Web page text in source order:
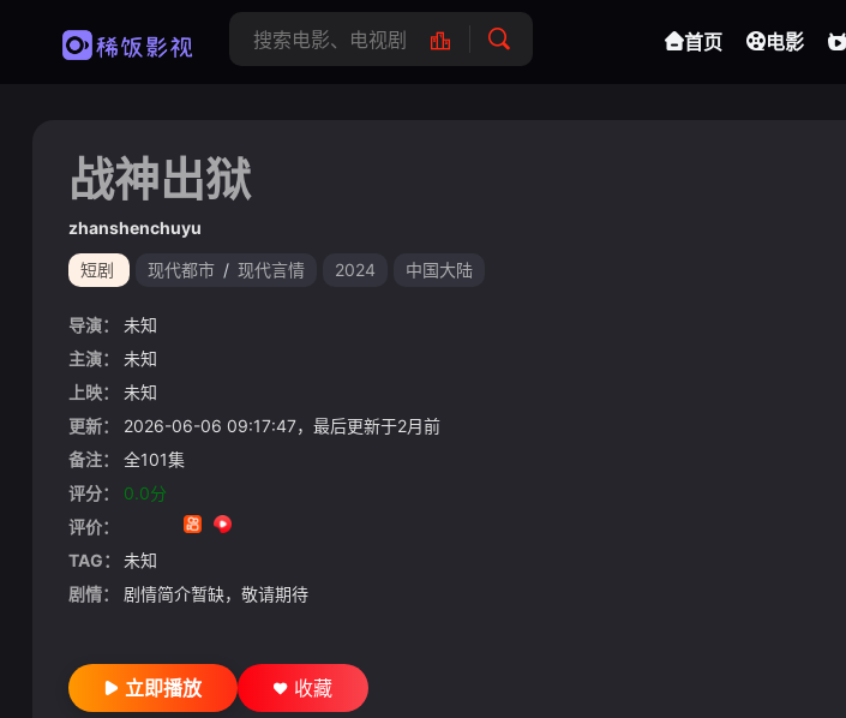
首页 电影
战神出狱
zhanshenchuyu
短剧 现代都市 / 现代言情 2024 中国大陆
导演：
未知
主演：
未知
上映：
未知
更新：
2026-06-06 09:17:47，最后更新于2月前
备注：
全101集
评分：
0.0分
评价：
TAG：
未知
剧情：
剧情简介暂缺，敬请期待
立即播放 收藏